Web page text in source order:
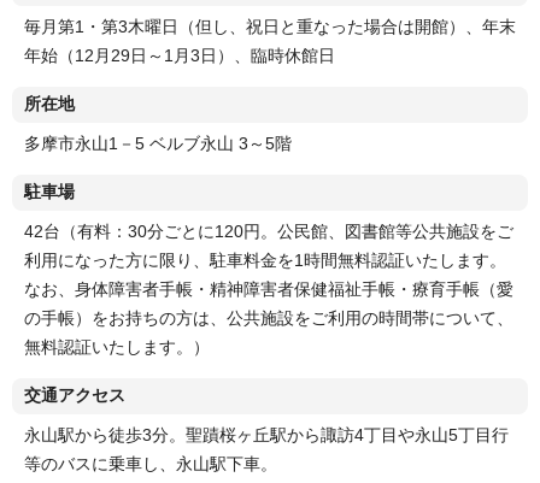
毎月第1・第3木曜日（但し、祝日と重なった場合は開館）、年末
年始（12月29日～1月3日）、臨時休館日
所在地
多摩市永山1－5 ベルブ永山 3～5階
駐車場
42台（有料：30分ごとに120円。公民館、図書館等公共施設をご
利用になった方に限り、駐車料金を1時間無料認証いたします。
なお、身体障害者手帳・精神障害者保健福祉手帳・療育手帳（愛
の手帳）をお持ちの方は、公共施設をご利用の時間帯について、
無料認証いたします。）
交通アクセス
永山駅から徒歩3分。聖蹟桜ヶ丘駅から諏訪4丁目や永山5丁目行
等のバスに乗車し、永山駅下車。